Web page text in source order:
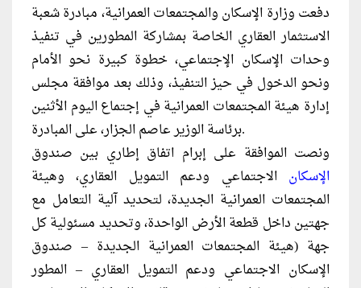
دفعت وزارة الإسكان والمجتمعات العمرانية، مبادرة شعبة
الاستثمار العقاري الخاصة بمشاركة المطورين في تنفيذ
وحدات الإسكان الإجتماعي، خطوة كبيرة نحو الأمام
ونحو الدخول في حيز التنفيذ، وذلك بعد موافقة مجلس
إدارة هيئة المجتمعات العمرانية في إجتماع اليوم الأثنين
برئاسة الوزير عاصم الجزار، على المبادرة.
ونصت الموافقة على إبرام اتفاق إطاري بين صندوق
الإسكان الاجتماعي ودعم التمويل العقاري، وهيئة
المجتمعات العمرانية الجديدة، لتحديد آلية التعامل مع
جهتين داخل قطعة الأرض الواحدة، وتحديد مسئولية كل
جهة (هيئة المجتمعات العمرانية الجديدة – صندوق
الإسكان الاجتماعي ودعم التمويل العقاري – المطور